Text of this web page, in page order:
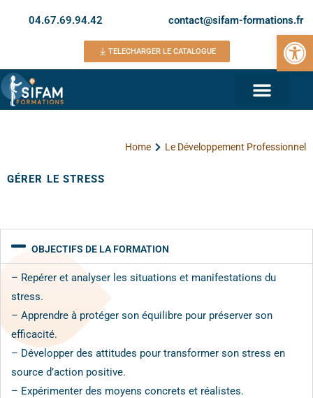
Ouvrir
04.67.69.94.42 contact@sifam-formations.fr
TELECHARGER LE CATALOGUE
Home Le Développement Professionnel
GÉRER LE STRESS
OBJECTIFS DE LA FORMATION
– Repérer et analyser les situations et manifestations du
stress.
– Apprendre à protéger son équilibre pour préserver son
efficacité.
– Développer des attitudes pour transformer son stress en
source d’action positive.
– Expérimenter des moyens concrets et réalistes.